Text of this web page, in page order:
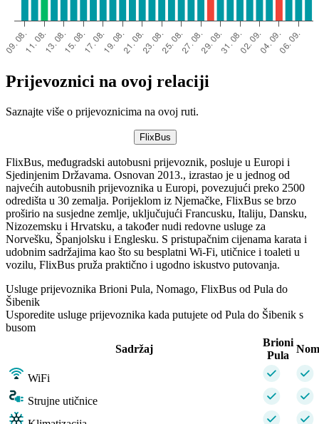
Prijevoznici na ovoj relaciji
Saznajte više o prijevoznicima na ovoj ruti.
FlixBus
FlixBus, međugradski autobusni prijevoznik, posluje u Europi i
Sjedinjenim Državama. Osnovan 2013., izrastao je u jednog od
najvećih autobusnih prijevoznika u Europi, povezujući preko 2500
odredišta u 30 zemalja. Porijeklom iz Njemačke, FlixBus se brzo
proširio na susjedne zemlje, uključujući Francusku, Italiju, Dansku,
Nizozemsku i Hrvatsku, a također nudi redovne usluge za
Norvešku, Španjolsku i Englesku. S pristupačnim cijenama karata i
udobnim sadržajima kao što su besplatni Wi-Fi, utičnice i toaleti u
vozilu, FlixBus pruža praktično i ugodno iskustvo putovanja.
Usluge prijevoznika Brioni Pula, Nomago, FlixBus od Pula do
Šibenik
Usporedite usluge prijevoznika kada putujete od Pula do Šibenik s
busom
Sadržaj
Brioni
Pula
WiFi
Strujne utičnice